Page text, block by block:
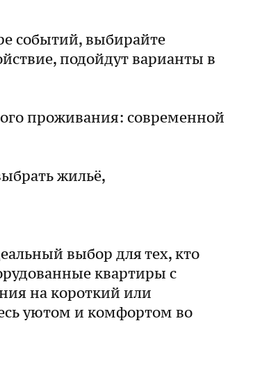
событий, выбирайте
подойдут варианты в
проживания: современной
жильё,
выбор для тех, кто
квартиры с
на короткий или
уютом и комфортом во